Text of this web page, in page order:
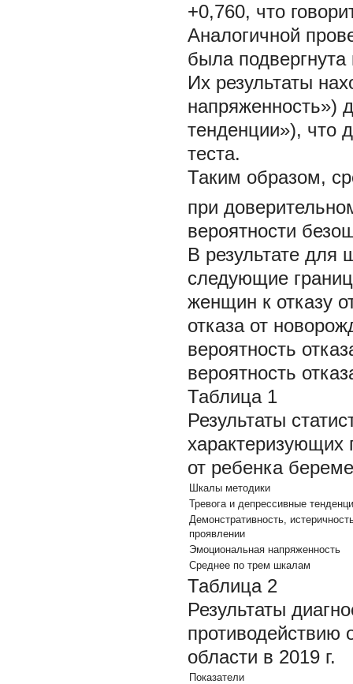
+0,760, что
Аналогичной
была
Их результаты
напряженность»)
тенденции»), что
теста.
Таким образом,
при
вероятности
В результате для
следующие
женщин к отказу
отказа от
вероятность
вероятность
Таблица 1
Результаты
характеризующих
от ребенка
Шкалы методики
Тревога и депрессивные
Демонстративность,
проявлении
Эмоциональная напряженность
Среднее по трем шкалам
Таблица 2
Результаты
противодействию
области в 2019 г.
Показатели